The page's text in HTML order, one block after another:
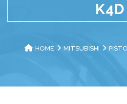
K4D
HOME MITSUBISHI